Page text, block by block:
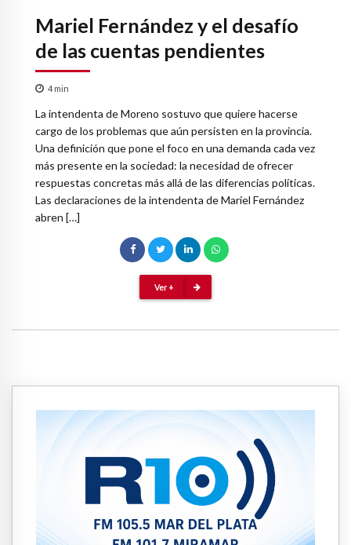
Mariel Fernández y el desafío
de las cuentas pendientes
4 min
La intendenta de Moreno sostuvo que quiere hacerse
cargo de los problemas que aún persisten en la provincia.
Una definición que pone el foco en una demanda cada vez
más presente en la sociedad: la necesidad de ofrecer
respuestas concretas más allá de las diferencias políticas.
Las declaraciones de la intendenta de Mariel Fernández
abren […]
Ver +